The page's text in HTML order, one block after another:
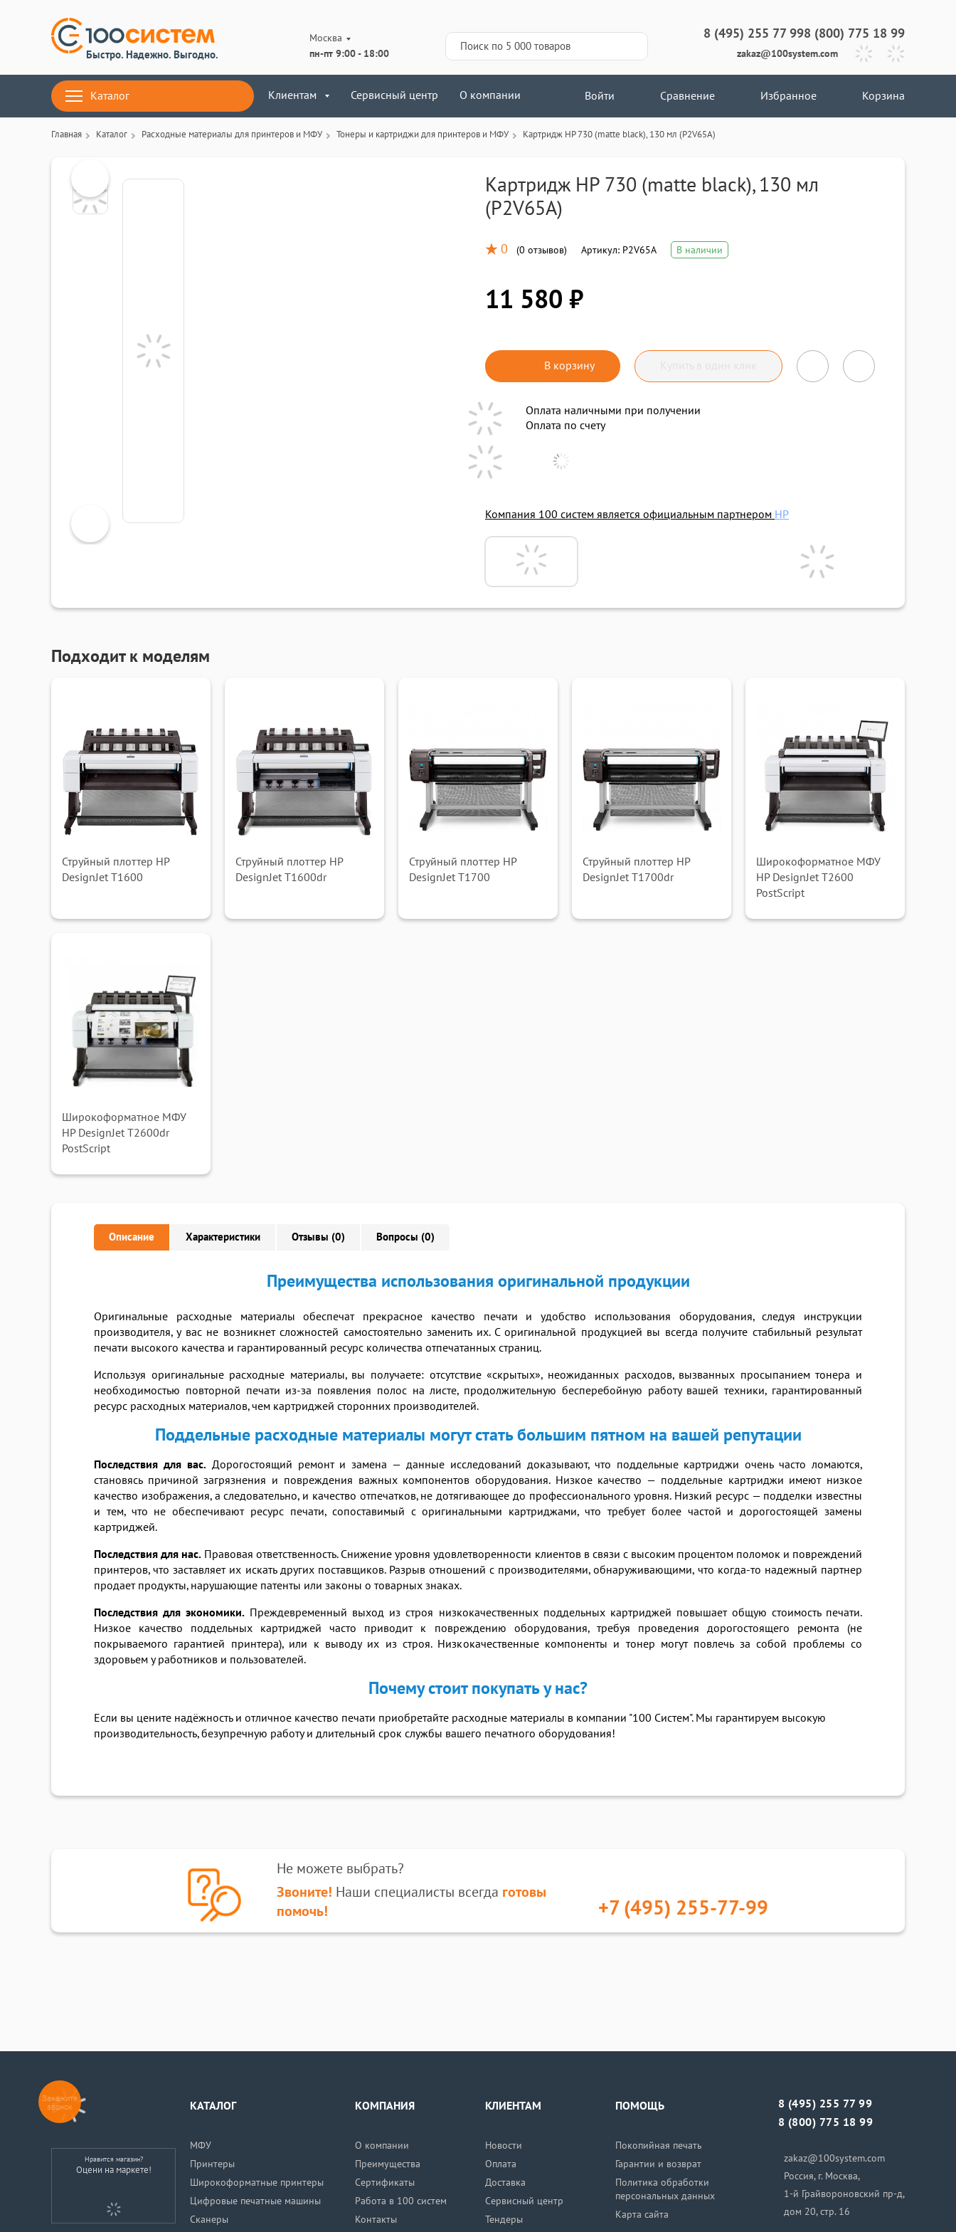
Быстро. Надежно. Выгодно.
Москва
пн-пт 9:00 - 18:00
8 (495) 255 77 998 (800) 775 18 99
zakaz@100system.com
Каталог Клиентам Сервисный центр О компании Войти Сравнение Избранное Корзина
Главная Каталог Расходные материалы для принтеров и МФУ Тонеры и картриджи для принтеров и МФУ Картридж HP 730 (matte black), 130 мл (P2V65A)
Картридж HP 730 (matte black), 130 мл
(P2V65A)
0 (0 отзывов) Артикул: P2V65A В наличии
11 580 ₽
В корзину
Оплата наличными при получении
Оплата по счету
Компания 100 систем является официальным партнером HP
Подходит к моделям
Струйный плоттер HP
DesignJet T1600
Струйный плоттер HP
DesignJet T1600dr
Струйный плоттер HP
DesignJet T1700
Струйный плоттер HP
DesignJet T1700dr
Широкоформатное МФУ
HP DesignJet T2600
PostScript
Широкоформатное МФУ
HP DesignJet T2600dr
PostScript
Описание Характеристики Отзывы (0) Вопросы (0)
Преимущества использования оригинальной продукции
Оригинальные расходные материалы обеспечат прекрасное качество печати и удобство использования оборудования, следуя инструкции
производителя, у вас не возникнет сложностей самостоятельно заменить их. С оригинальной продукцией вы всегда получите стабильный результат
печати высокого качества и гарантированный ресурс количества отпечатанных страниц.
Используя оригинальные расходные материалы, вы получаете: отсутствие «скрытых», неожиданных расходов, вызванных просыпанием тонера и
необходимостью повторной печати из-за появления полос на листе, продолжительную бесперебойную работу вашей техники, гарантированный
ресурс расходных материалов, чем картриджей сторонних производителей.
Поддельные расходные материалы могут стать большим пятном на вашей репутации
Последствия для вас.Дорогостоящий ремонт и замена — данные исследований доказывают, что поддельные картриджи очень часто ломаются,
становясь причиной загрязнения и повреждения важных компонентов оборудования. Низкое качество — поддельные картриджи имеют низкое
качество изображения, а следовательно, и качество отпечатков, не дотягивающее до профессионального уровня. Низкий ресурс — подделки известны
и тем, что не обеспечивают ресурс печати, сопоставимый с оригинальными картриджами, что требует более частой и дорогостоящей замены
картриджей.
Последствия для нас. Правовая ответственность. Снижение уровня удовлетворенности клиентов в связи с высоким процентом поломок и повреждений
принтеров, что заставляет их искать других поставщиков. Разрыв отношений с производителями, обнаруживающими, что когда-то надежный партнер
продает продукты, нарушающие патенты или законы о товарных знаках.
Последствия для экономики. Преждевременный выход из строя низкокачественных поддельных картриджей повышает общую стоимость печати.
Низкое качество поддельных картриджей часто приводит к повреждению оборудования, требуя проведения дорогостоящего ремонта (не
покрываемого гарантией принтера), или к выводу их из строя. Низкокачественные компоненты и тонер могут повлечь за собой проблемы со
здоровьем у работников и пользователей.
Почему стоит покупать у нас?
Если вы цените надёжность и отличное качество печати приобретайте расходные материалы в компании "100 Систем". Мы гарантируем высокую
производительность, безупречную работу и длительный срок службы вашего печатного оборудования!
Не можете выбрать?
Звоните! Наши специалисты всегда готовы
помочь!
+7 (495) 255-77-99
Нравится магазин?
Оцени на маркете!
КАТАЛОГ
МФУ
Принтеры
Широкоформатные принтеры
Цифровые печатные машины
Сканеры
КОМПАНИЯ
О компании
Преимущества
Сертификаты
Работа в 100 систем
Контакты
КЛИЕНТАМ
Новости
Оплата
Доставка
Сервисный центр
Тендеры
ПОМОЩЬ
Покопийная печать
Гарантии и возврат
Политика обработки
персональных данных
Карта сайта
8 (495) 255 77 99
8 (800) 775 18 99
zakaz@100system.com
Россия, г. Москва,
1-й Грайвороновский пр-д,
дом 20, стр. 16
Закажите
звонок